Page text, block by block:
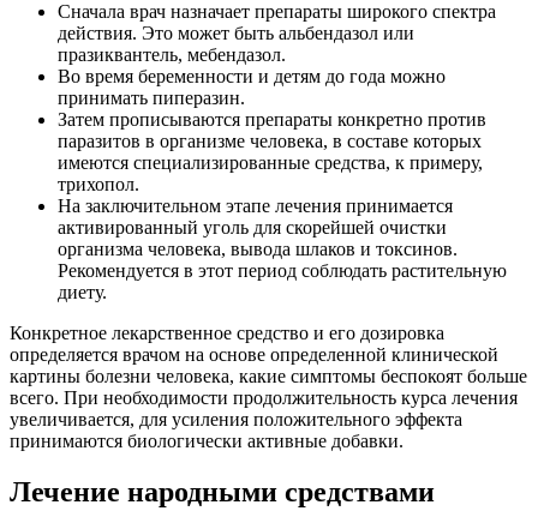
Сначала врач назначает препараты широкого спектра
действия. Это может быть альбендазол или
празиквантель, мебендазол.
Во время беременности и детям до года можно
принимать пиперазин.
Затем прописываются препараты конкретно против
паразитов в организме человека, в составе которых
имеются специализированные средства, к примеру,
трихопол.
На заключительном этапе лечения принимается
активированный уголь для скорейшей очистки
организма человека, вывода шлаков и токсинов.
Рекомендуется в этот период соблюдать растительную
диету.
Конкретное лекарственное средство и его дозировка
определяется врачом на основе определенной клинической
картины болезни человека, какие симптомы беспокоят больше
всего. При необходимости продолжительность курса лечения
увеличивается, для усиления положительного эффекта
принимаются биологически активные добавки.
Лечение народными средствами